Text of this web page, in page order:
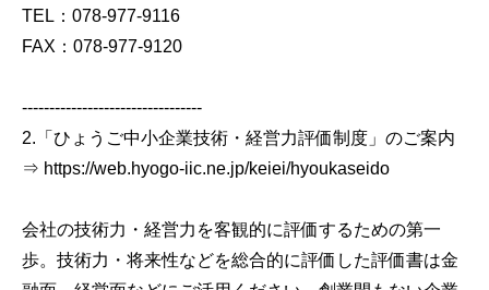
TEL：078-977-9116
FAX：078-977-9120
---------------------------------
2.「ひょうご中小企業技術・経営力評価制度」のご案内
⇒ https://web.hyogo-iic.ne.jp/keiei/hyoukaseido
会社の技術力・経営力を客観的に評価するための第一
歩。技術力・将来性などを総合的に評価した評価書は金